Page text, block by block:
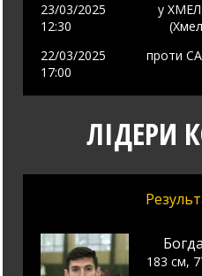
23/03/2025
12:30
у
22/03/2025
17:00
проти
ЛІДЕРИ
183 см,